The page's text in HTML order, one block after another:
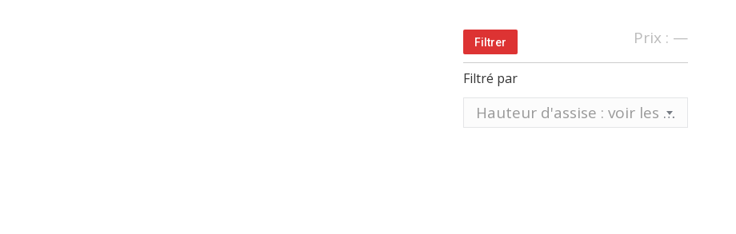
Prix
Prix
Filtrer Prix : —
Filtré par
Hauteur d'assise : voir les différentes hauteurs sur tableau ci-dessous